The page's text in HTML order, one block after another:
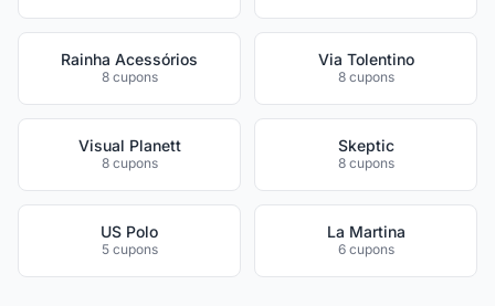
Rainha Acessórios
8 cupons
Via Tolentino
8 cupons
Visual Planett
8 cupons
Skeptic
8 cupons
US Polo
5 cupons
La Martina
6 cupons